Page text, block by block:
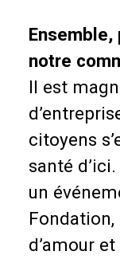
notre
Il est
citoyens
santé
un
Fondation,
d’amour